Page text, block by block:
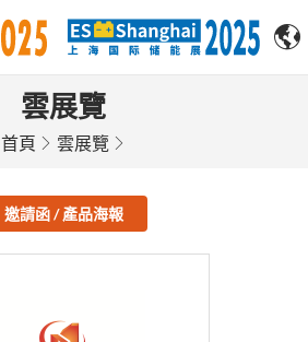
雲展覽
首頁 雲展覽
邀請函 / 產品海報